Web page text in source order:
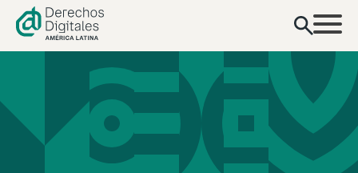
contenido